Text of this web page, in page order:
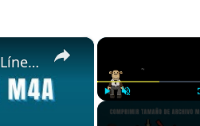
Play Unmute
×
Cómo Comprimir el Tamaño de un Archivo M4A en Línea (Guía Sencilla)